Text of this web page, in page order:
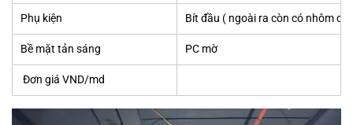
Phụ kiện Bít đầu ( ngoài ra còn có nhôm
Bề mặt tản sáng PC mờ
Đơn giá VND/md